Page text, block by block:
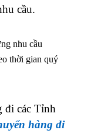
cầu.
nhu cầu
thời gian quý
đi các Tỉnh
hàng đi